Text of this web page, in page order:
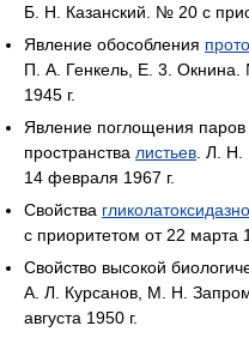
Б. Н. Казанский. № 20 с
Явление обособления
П. А. Генкель, Е. 3.
1945 г.
Явление поглощения
пространства листьев . Л.
14 февраля 1967 г.
Свойства
с приоритетом от 22 марта
Свойство высокой
А. Л. Курсанов, М. Н.
августа 1950 г.